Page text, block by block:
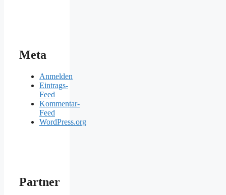
Meta
Anmelden
Eintrags-
Feed
Kommentar-
Feed
WordPress.org
Partner